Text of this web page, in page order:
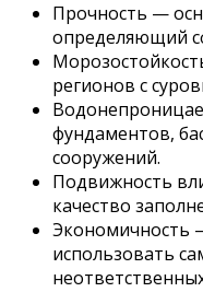
Прочность —
определяющий
регионов с
фундаментов,
сооружений.
Подвижность
качество
Экономичность
использовать